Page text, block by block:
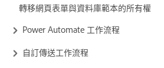
轉移網頁表單與資料庫範本的所有權
Power Automate 工作流程
自訂傳送工作流程